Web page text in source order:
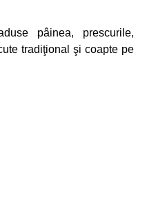
pâinea, prescurile,
tradiţional şi coapte pe